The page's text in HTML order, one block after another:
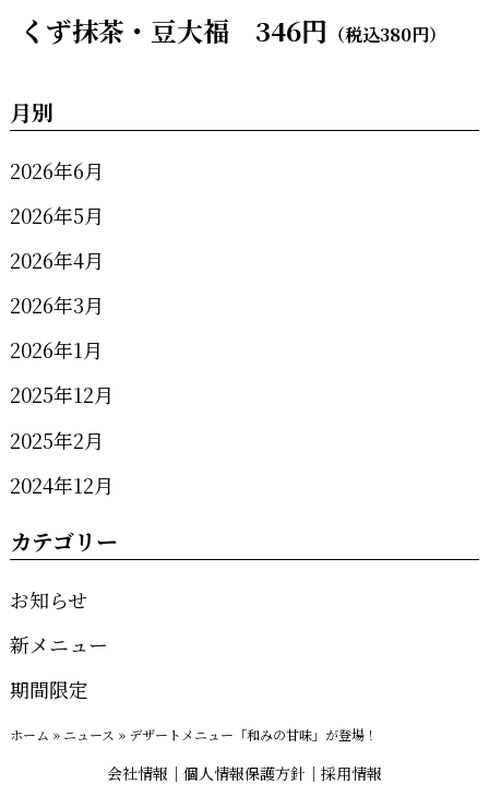
くず抹茶・豆大福 346円 （税込380円）
月別
2026年6月
2026年5月
2026年4月
2026年3月
2026年1月
2025年12月
2025年2月
2024年12月
カテゴリー
お知らせ
新メニュー
期間限定
ホーム » ニュース » デザートメニュー「和みの甘味」が登場！
会社情報 個人情報保護方針 採用情報